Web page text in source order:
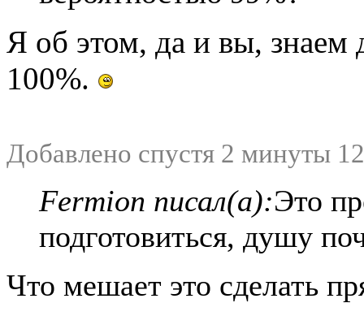
Я об этом, да и вы, знаем
100%.
Добавлено спустя 2 минуты
Fermion писал(а):Это
подготовиться, душу
Что мешает это сделать